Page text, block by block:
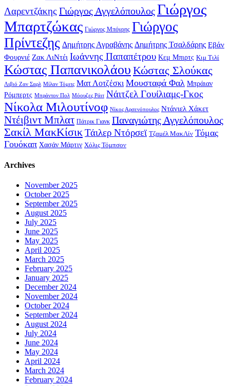
Λαρεντζάκης Γιώργος ΑγγελόπουλοςΓιώργος
Μπαρτζώκας Γιώργος Μπόγρης Γιώργος
Πρίντεζης Δημήτρης Αγραβάνης Δημήτρης Τσαλδάρης Εβάν
Φουρνιέ Ζακ ΛιΝτέι Ιωάννης Παπαπέτρου Κεμ Μπιρτς Κιμ Τιλί
Κώστας Παπανικολάου Κώστας Σλούκας
Λιβιό Ζαν Σαρλ Μίλαν Τόμιτς Ματ Λοτζέσκι Μουσταφά Φαλ Μπράιαν
Ρόμπερτς Μπράντον Πολ Μόουζες Ράιτ Νάιτζελ Γουίλιαμς-Γκος
Νίκολα Μιλουτίνοφ Νίκος Αρσενόπουλος Ντάνιελ Χάκετ
Ντέιβιντ Μπλατ Πάτρικ Γιανκ Παναγιώτης Αγγελόπουλος
Σακίλ ΜακΚίσικ Τάιλερ Ντόρσεϊ Τζαμέλ ΜακΛίν Τόμας
Γουόκαπ Χασάν Μάρτιν Χόλις Τόμπσον
Archives
November 2025
October 2025
September 2025
August 2025
July 2025
June 2025
May 2025
April 2025
March 2025
February 2025
January 2025
December 2024
November 2024
October 2024
September 2024
August 2024
July 2024
June 2024
May 2024
April 2024
March 2024
February 2024